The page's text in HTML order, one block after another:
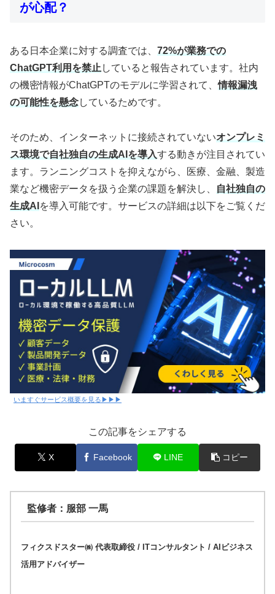
が心配？
ある日本企業に対する調査では、 72%が業務での
ChatGPT利用を禁止していると報告されています。社内
の機密情報がChatGPTのモデルに学習されて、情報漏洩
の可能性を懸念しているためです。
そのため、インターネットに接続されていないオンプレミ
ス環境で自社独自の生成AIを導入する動きが注目されてい
ます。ランニングコストを抑えながら、医療、金融、製造
業など機密データを扱う企業の課題を解決し、
自社独自の
生成AI を導入可能です。サービスの詳細は以下をご覧くだ
さい。
いますぐサービス概要を見る▶▶▶
この記事をシェアする
X Facebook LINE コピー
監修者：服部 一馬
フィクスドスター㈱ 代表取締役 / ITコンサルタント / AIビジネス
活用アドバイザー